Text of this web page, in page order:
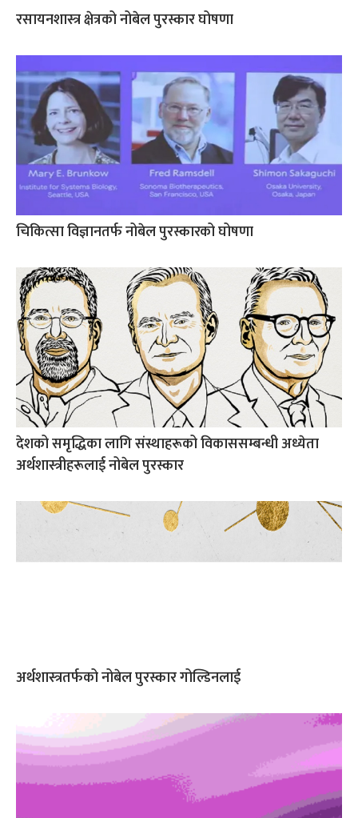
रसायनशास्त्र क्षेत्रको नोबेल पुरस्कार घोषणा
चिकित्सा विज्ञानतर्फ नोबेल पुरस्कारको घोषणा
देशको समृद्धिका लागि संस्थाहरूको विकाससम्बन्धी अध्येता
अर्थशास्त्रीहरूलाई नोबेल पुरस्कार
अर्थशास्त्रतर्फको नोबेल पुरस्कार गोल्डिनलाई